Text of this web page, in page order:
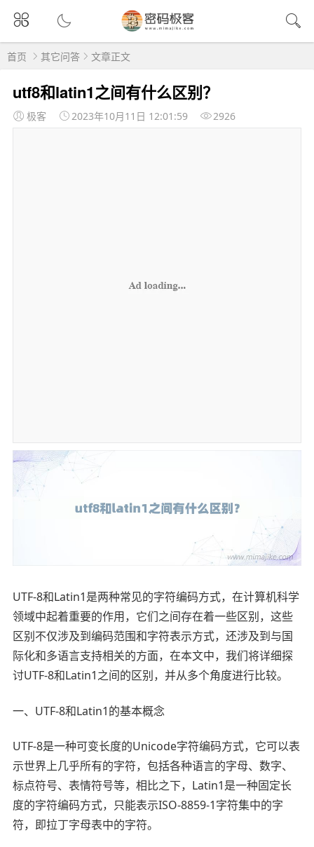
首页 其它问答 文章正文
utf8和latin1之间有什么区别？
极客 2023年10月11日 12:01:59 2926
UTF-8和Latin1是两种常见的字符编码方式，在计算机科学
领域中起着重要的作用，它们之间存在着一些区别，这些
区别不仅涉及到编码范围和字符表示方式，还涉及到与国
际化和多语言支持相关的方面，在本文中，我们将详细探
讨UTF-8和Latin1之间的区别，并从多个角度进行比较。
一、UTF-8和Latin1的基本概念
UTF-8是一种可变长度的Unicode字符编码方式，它可以表
示世界上几乎所有的字符，包括各种语言的字母、数字、
标点符号、表情符号等，相比之下，Latin1是一种固定长
度的字符编码方式，只能表示ISO-8859-1字符集中的字
符，即拉丁字母表中的字符。